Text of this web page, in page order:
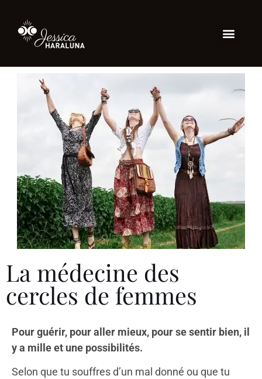
La médecine des
cercles de femmes
Pour guérir, pour aller mieux, pour se sentir bien, il
y a mille et une possibilités.
Selon que tu souffres d’un mal donné ou que tu